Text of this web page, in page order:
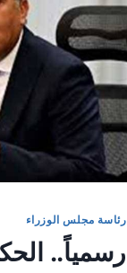
رئاسة مجلس الوزراء
رسمياً..